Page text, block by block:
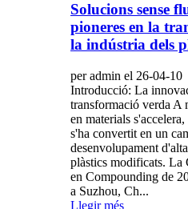
Solucions sense
pioneres en la
la indústria dels
per admin el 26-04-10
Introducció: La
transformació verda A
en materials
s'ha convertit en un
desenvolupament
plàstics modificats. La
en Compounding de
a Suzhou, Ch...
Llegir més